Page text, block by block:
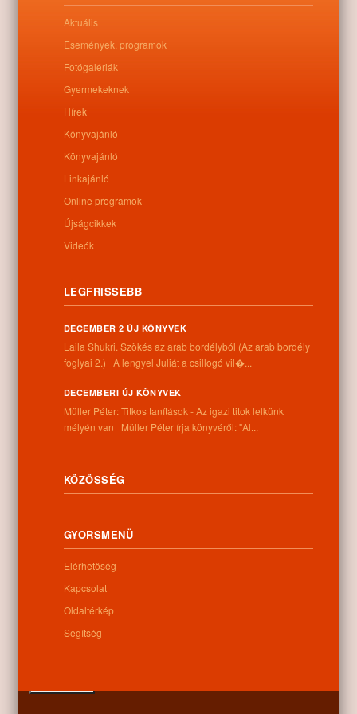
0
Kapcsolódó anyagok
Kategóriák:
Információk
4262 Nyíracsád, Kassai u. 4.
Telefon:
+36 52 206 031
Kedd: 9:00-12:00 13:00-16:30
Szerda: 9:00-12:00 13:00-16:30
Szombat: 9:00-12:00
Vasárnap: zárva
Hírlevél
Aktuális
Események, programok
Fotógalériák
Gyermekeknek
Hírek
Könyvajánló
Könyvajánló
Linkajánló
Online programok
Újságcikkek
Videók
LEGFRISSEBB
DECEMBER 2 ÚJ KÖNYVEK
Laila Shukri. Szökés ​az arab bordélyból (Az arab bordély
foglyai 2.) A lengyel Juliát a csillogó vil�...
DECEMBERI ÚJ KÖNYVEK
Müller Péter: Titkos tanítások - Az igazi titok lelkünk
mélyén van Müller Péter írja könyvéről: "Al...
KÖZÖSSÉG
GYORSMENÜ
Elérhetőség
Kapcsolat
Oldaltérkép
Segítség